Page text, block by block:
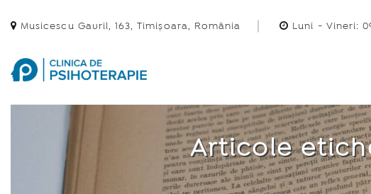
Musicescu Gavril, 163, Timișoara, România Luni - Vineri:
Articole